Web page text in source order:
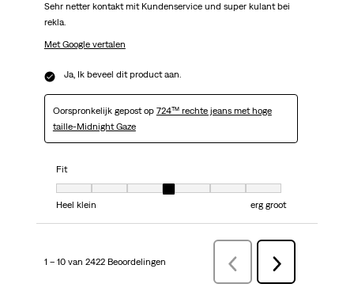
Sehr netter kontakt mit Kundenservice und super kulant bei
rekla.
Met Google vertalen
Ja, Ik beveel dit product aan.
Oorspronkelijk gepost op 724™ rechte jeans met hoge
taille-Midnight Gaze
Fit
Fit, 4 van 7, waarbij 1 gelijk is aan Heel klein en 7 gelijk is aan erg groot
Heel klein
erg groot
1 – 10 van 2422 Beoordelingen VorigeBeoordelingen
Volgende
Beoordelingen